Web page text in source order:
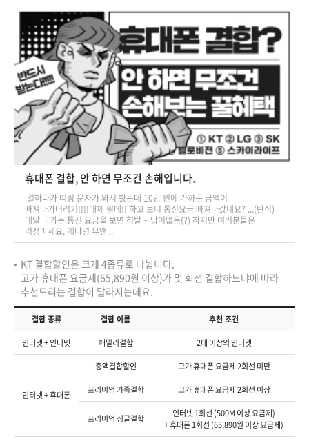
휴대폰 결합, 안 하면 무조건 손해입니다.
일하다가 띠링 문자가 와서 봤는데 10만 원에 가까운 금액이
빠져나가버리기!!!!대체 뭔데!! 하고 보니 통신요금 빠져나갔네요? ...(탄식)
매달 나가는 통신 요금을 보면 허탈 + 답이없음(?) ​하지만 여러분들은
걱정마세요. 왜냐면 유앤...
KT 결합할인은 크게 4종류로 나뉩니다.
고가 휴대폰 요금제(65,890원 이상)가 몇 회선 결합하느냐에 따라
추천드리는 결합이 달라지는데요.
결합 종류 결합 이름
추천 조건
인터넷 + 인터넷
패밀리결합 2대 이상의 인터넷
인터넷 + 휴대폰
총액결합할인
고가 휴대폰 요금제 2회선 미만
프리미엄 가족결함
고가 휴대폰 요금제 2회선 이상
프리미엄 싱글결합
인터넷 1회선 (500M 이상 요금제)
+ 휴대폰 1회선 (65,890원 이상 요금제)